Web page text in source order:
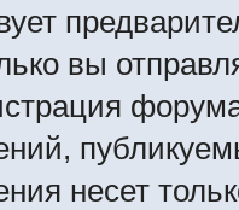
вы
форума
несет